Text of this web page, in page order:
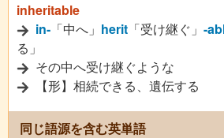
inheritable
in- 「中へ」 herit 「受け継ぐ」 -
る」
その中へ受け継ぐような
【形】相続できる、遺伝する
同じ語源を含む英単語